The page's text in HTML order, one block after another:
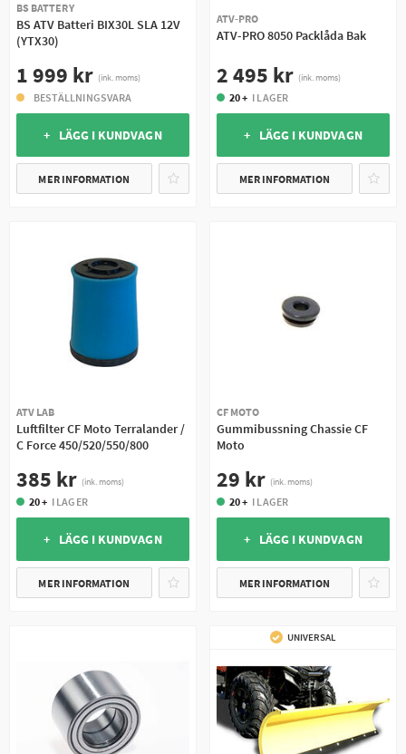
BS BATTERY
BS ATV Batteri BIX30L SLA 12V
(YTX30)
1 999 kr (ink. moms)
BESTÄLLNINGSVARA
+ LÄGG I KUNDVAGN
MER INFORMATION
ATV-PRO
ATV-PRO 8050 Packlåda Bak
2 495 kr (ink. moms)
20 + I LAGER
+ LÄGG I KUNDVAGN
MER INFORMATION
ATV LAB
Luftfilter CF Moto Terralander /
C Force 450/520/550/800
385 kr (ink. moms)
20 + I LAGER
+ LÄGG I KUNDVAGN
MER INFORMATION
CF MOTO
Gummibussning Chassie CF
Moto
29 kr (ink. moms)
20 + I LAGER
+ LÄGG I KUNDVAGN
MER INFORMATION
UNIVERSAL